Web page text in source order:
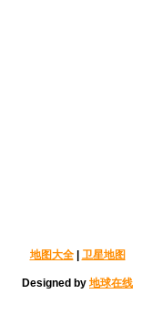
地图大全| 卫星地图
Designed by 地球在线